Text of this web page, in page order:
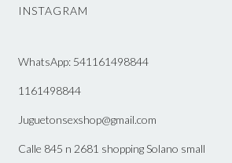
INSTAGRAM
WhatsApp: 541161498844
1161498844
Juguetonsexshop@gmail.com
Calle 845 n 2681 shopping Solano small